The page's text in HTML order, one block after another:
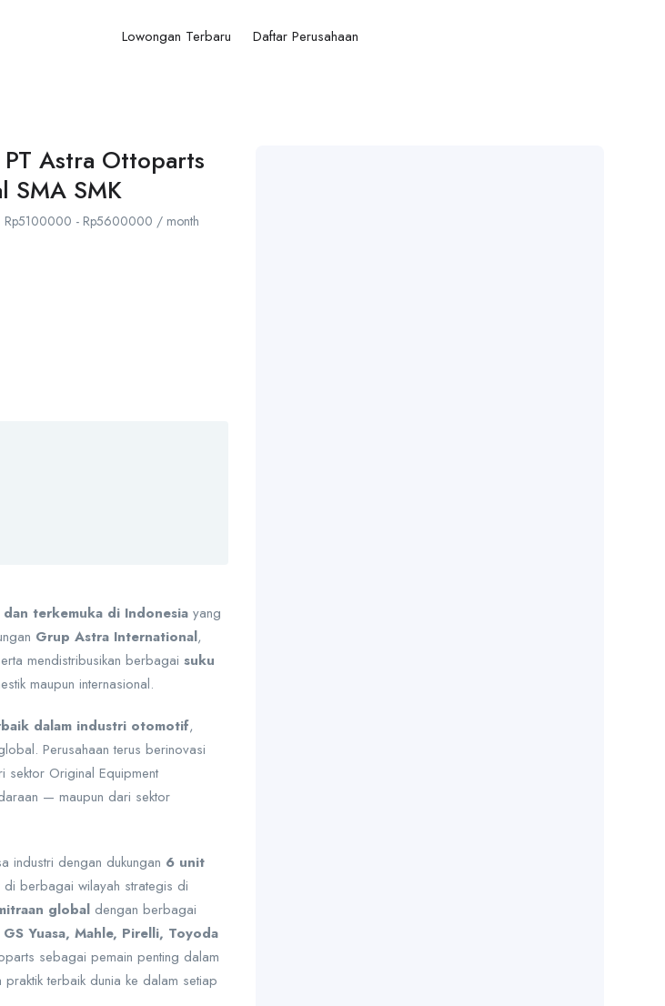
Lowongan Terbaru Daftar Perusahaan
Astra Ottoparts
SMA SMK
Rp5100000 - Rp5600000 / month
terkemuka di Indonesia yang
Grup Astra International,
mendistribusikan berbagai suku
maupun internasional.
dalam industri otomotif,
Perusahaan terus berinovasi
sektor Original Equipment
— maupun dari sektor
industri dengan dukungan 6 unit
berbagai wilayah strategis di
global dengan berbagai
Yuasa, Mahle, Pirelli, Toyoda
sebagai pemain penting dalam
terbaik dunia ke dalam setiap